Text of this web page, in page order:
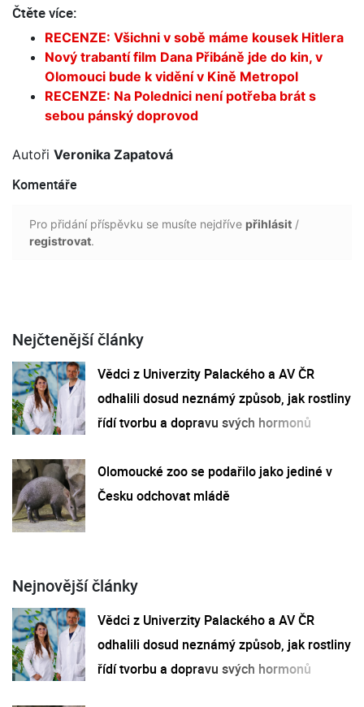
Čtěte více:
RECENZE: Všichni v sobě máme kousek Hitlera
Nový trabantí film Dana Přibáně jde do kin, v
Olomouci bude k vidění v Kině Metropol
RECENZE: Na Polednici není potřeba brát s
sebou pánský doprovod
Autoři Veronika Zapatová
Komentáře
Pro přidání příspěvku se musíte nejdříve přihlásit /
registrovat.
Nejčtenější články
Vědci z Univerzity Palackého a AV ČR
odhalili dosud neznámý způsob, jak rostliny
řídí tvorbu a dopravu svých hormonů
Olomoucké zoo se podařilo jako jediné v
Česku odchovat mládě
Nejnovější články
Vědci z Univerzity Palackého a AV ČR
odhalili dosud neznámý způsob, jak rostliny
řídí tvorbu a dopravu svých hormonů